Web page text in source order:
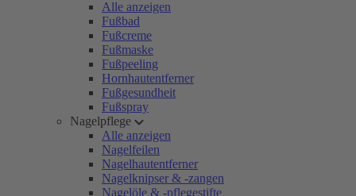
Alle anzeigen
Fußbad
Fußcreme
Fußmaske
Fußpeeling
Hornhautentferner
Fußgesundheit
Fußspray
Nagelpflege
Alle anzeigen
Nagelfeilen
Nagelhautentferner
Nagelknipser & -zangen
Nagelöle & -pflegestifte